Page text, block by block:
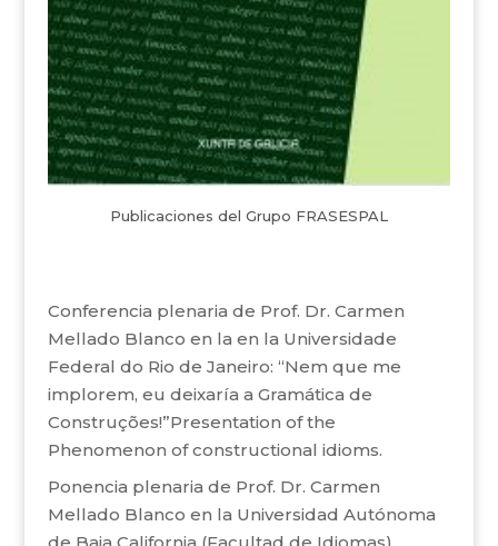
Publicaciones del Grupo FRASESPAL
Conferencia plenaria de Prof. Dr. Carmen
Mellado Blanco en la en la Universidade
Federal do Rio de Janeiro: “Nem que me
implorem, eu deixaría a Gramática de
Construções!”Presentation of the
Phenomenon of constructional idioms.
Ponencia plenaria de Prof. Dr. Carmen
Mellado Blanco en la Universidad Autónoma